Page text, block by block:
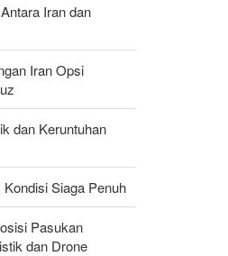
Iran dan
Iran Opsi
dan Keruntuhan
Siaga Penuh
Pasukan
dan Drone